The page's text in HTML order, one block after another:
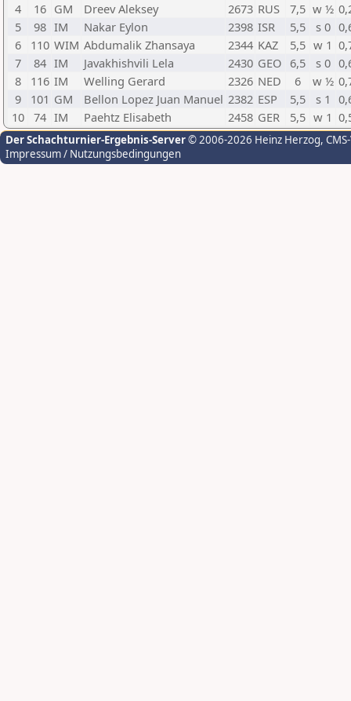
4
16 GM Dreev Aleksey 2673 RUS 7,5 w ½
5
98 IM Nakar Eylon 2398 ISR 5,5 s 0
6
110 WIM Abdumalik Zhansaya 2344 KAZ 5,5 w 1
7
84 IM Javakhishvili Lela 2430 GEO 6,5 s 0
8
116 IM Welling Gerard 2326 NED 6 w ½
9
101 GM Bellon Lopez Juan Manuel 2382 ESP 5,5 s 1
10 74 IM Paehtz Elisabeth 2458 GER 5,5 w 1
Der Schachturnier-Ergebnis-Server© 2006-2026 Heinz Herzog,
Impressum / Nutzungsbedingungen